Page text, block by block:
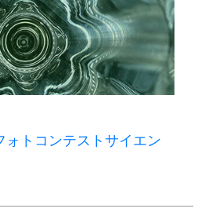
トコンテストサイエン